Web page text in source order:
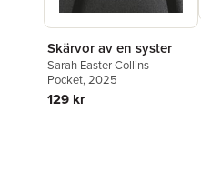
Skärvor av en syster
Sarah Easter Collins
Pocket, 2025
129 kr